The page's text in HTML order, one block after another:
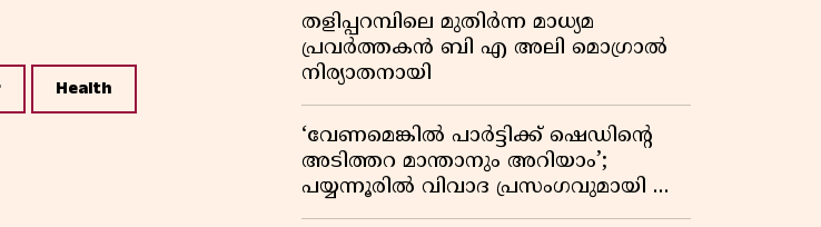
Health
തളിപ്പറമ്പിലെ മുതിർന്ന മാധ്യമ
പ്രവർത്തകൻ ബി എ അലി മൊഗ്രാൽ
നിര്യാതനായി
‘വേണമെങ്കിൽ പാർട്ടിക്ക് ഷെഡിൻ്റെ
അടിത്തറ മാന്താനും അറിയാം’;
പയ്യന്നൂരിൽ വിവാദ പ്രസംഗവുമായി കെ
കെ രാഗേഷ്